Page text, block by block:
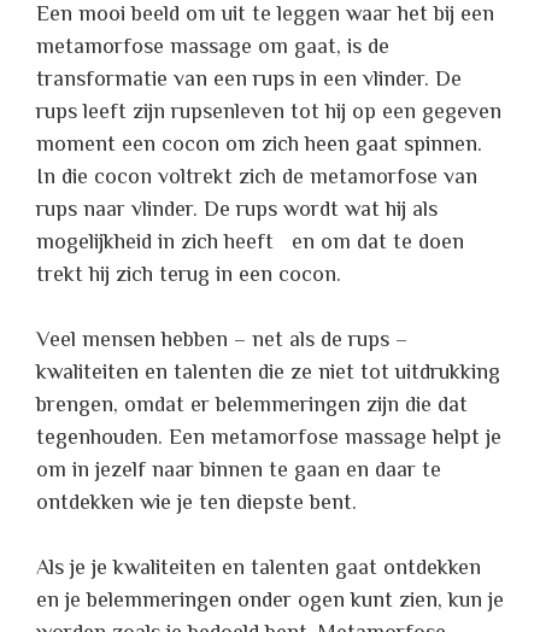
Een mooi beeld om uit te leggen waar het bij een
metamorfose massage om gaat, is de
transformatie van een rups in een vlinder. De
rups leeft zijn rupsenleven tot hij op een gegeven
moment een cocon om zich heen gaat spinnen.
In die cocon voltrekt zich de metamorfose van
rups naar vlinder. De rups wordt wat hij als
mogelijkheid in zich heeft en om dat te doen
trekt hij zich terug in een cocon.
Veel mensen hebben – net als de rups –
kwaliteiten en talenten die ze niet tot uitdrukking
brengen, omdat er belemmeringen zijn die dat
tegenhouden. Een metamorfose massage helpt je
om in jezelf naar binnen te gaan en daar te
ontdekken wie je ten diepste bent.
Als je je kwaliteiten en talenten gaat ontdekken
en je belemmeringen onder ogen kunt zien, kun je